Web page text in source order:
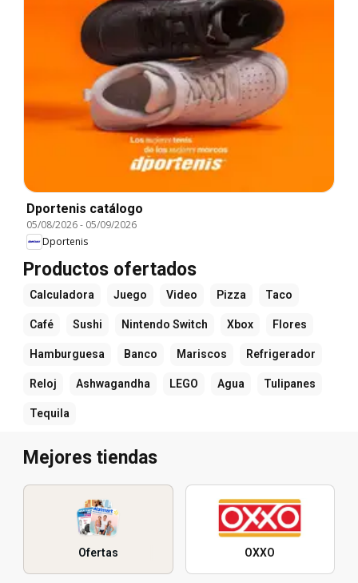
Dportenis catálogo
05/08/2026- 05/09/2026
Dportenis
Productos ofertados
Calculadora Juego Video Pizza Taco
Café Sushi Nintendo Switch Xbox Flores
Hamburguesa Banco Mariscos Refrigerador
Reloj Ashwagandha LEGO Agua Tulipanes
Tequila
Mejores tiendas
Ofertas OXXO